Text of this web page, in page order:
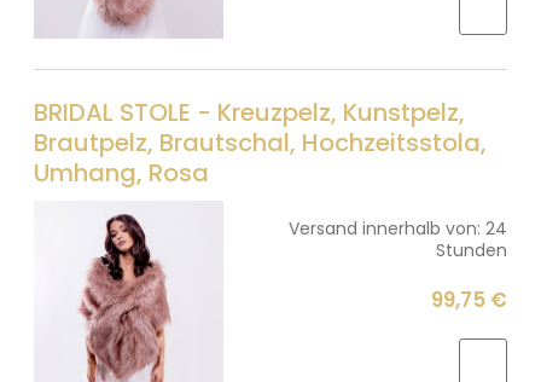
BRIDAL STOLE - Kreuzpelz, Kunstpelz,
Brautpelz, Brautschal, Hochzeitsstola,
Umhang, Rosa
Versand innerhalb von: 24
Stunden
99,75 €